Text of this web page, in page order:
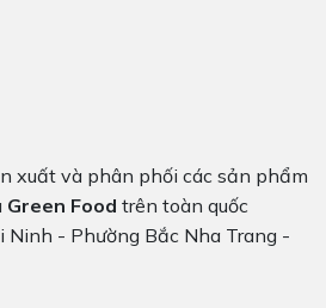
xuất và phân phối các sản phẩm
Green Food trên toàn quốc
Ninh - Phường Bắc Nha Trang -